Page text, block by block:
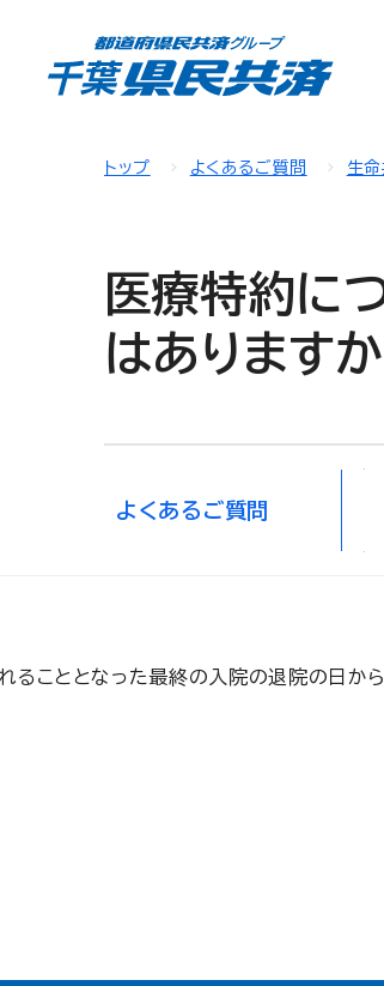
トップ よくあるご質問 生命
医療特約に
はあります
よくあるご質問
ることとなった最終の入院の退院の